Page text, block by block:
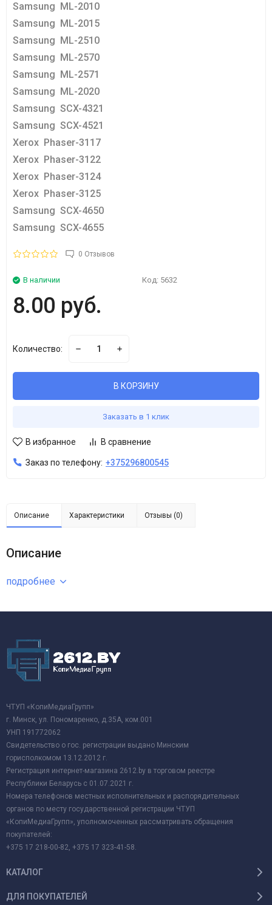
Samsung ML-2010
Samsung ML-2015
Samsung ML-2510
Samsung ML-2570
Samsung ML-2571
Samsung ML-2020
Samsung SCX-4321
Samsung SCX-4521
Xerox Phaser-3117
Xerox Phaser-3122
Xerox Phaser-3124
Xerox Phaser-3125
Samsung SCX-4650
Samsung SCX-4655
0 Отзывов
В наличии Код: 5632
8.00 руб.
Количество:
В КОРЗИНУ
Заказать в 1 клик
В избранное В сравнение
Заказ по телефону: +375296800545
Описание Характеристики Отзывы (0)
Описание
подробнее
ЧТУП «КопиМедиаГрупп»
г. Минск, ул. Пономаренко, д.35А, ком.001
УНП 191772062
Свидетельство о гос. регистрации выдано Минским
горисполкомом 13.12.2012 г.
Регистрация интернет-магазина 2612.by в торговом реестре
Республики Беларусь с 01.07.2021 г.
Номера телефонов местных исполнительных и распорядительных
органов по месту государственной регистрации ЧТУП
«КопиМедиаГрупп», уполномоченных рассматривать обращения
покупателей:
+375 17 218-00-82, +375 17 323-41-58.
КАТАЛОГ
ДЛЯ ПОКУПАТЕЛЕЙ